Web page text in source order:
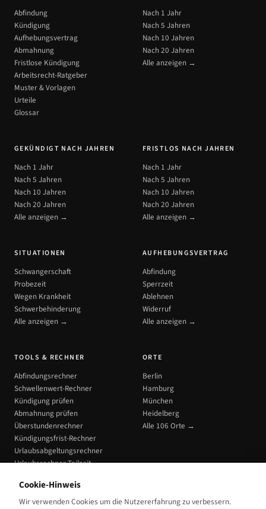
Abfindung
Kündigung
Aufhebungsvertrag
Abmahnung
Fristlose Kündigung
Arbeitsrecht-Ratgeber
Muster & Vorlagen
Urteile
Glossar
Nach 1 Jahr
Nach 5 Jahren
Nach 10 Jahren
Nach 20 Jahren
Alle anzeigen →
GEKÜNDIGT NACH JAHREN
Nach 1 Jahr
Nach 5 Jahren
Nach 10 Jahren
Nach 20 Jahren
Alle anzeigen →
FRISTLOS NACH JAHREN
Nach 1 Jahr
Nach 5 Jahren
Nach 10 Jahren
Nach 20 Jahren
Alle anzeigen →
SITUATIONEN
Schwangerschaft
Probezeit
Wegen Krankheit
Schwerbehinderung
Alle anzeigen →
AUFHEBUNGSVERTRAG
Abfindung
Sperrzeit
Ablehnen
Widerruf
Alle anzeigen →
TOOLS & RECHNER
Abfindungsrechner
Schwellenwert-Rechner
Kündigung prüfen
Abmahnung prüfen
Überstundenrechner
Kündigungsfrist-Rechner
Urlaubsabgeltungsrechner
Urlaubsrechner Teilzeit
ORTE
Berlin
Hamburg
München
Heidelberg
Alle 106 Orte →
Cookie-Hinweis
Wir verwenden Cookies um die Nutzererfahrung zu verbessern.